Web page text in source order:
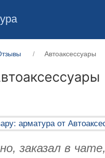
Автоаксессуары
заказал в чате,